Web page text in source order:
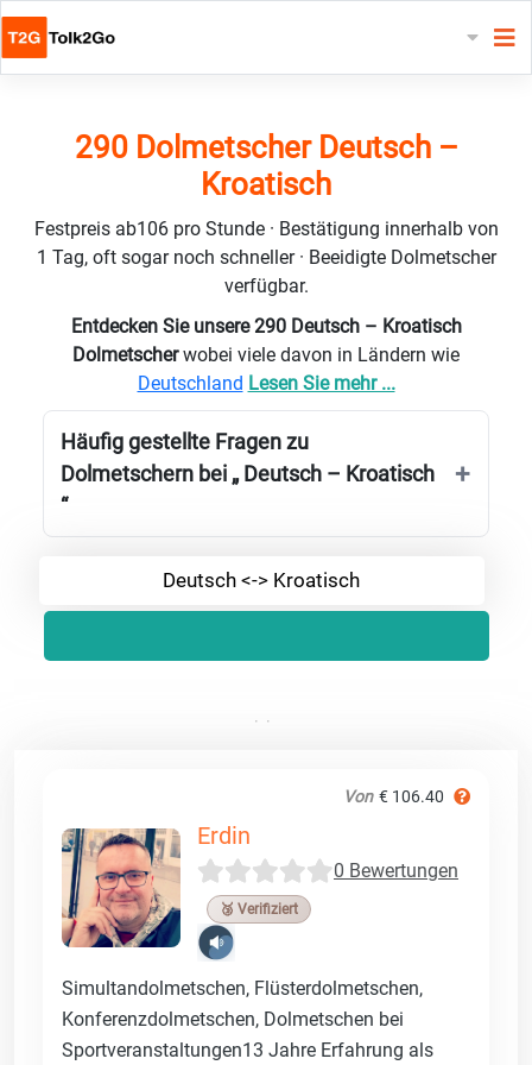
290 Dolmetscher Deutsch –
Kroatisch
Festpreis ab106 pro Stunde · Bestätigung innerhalb von
1 Tag, oft sogar noch schneller · Beeidigte Dolmetscher
verfügbar.
Entdecken Sie unsere 290 Deutsch – Kroatisch
Dolmetscherwobei viele davon in Ländern wie
Deutschland Lesen Sie mehr ...
Häufig gestellte Fragen zu
Dolmetschern bei „ Deutsch – Kroatisch
“
Deutsch <-> Kroatisch
Von € 106.40
Erdin
0 Bewertungen
🥉 Verifiziert
Simultandolmetschen, Flüsterdolmetschen,
Konferenzdolmetschen, Dolmetschen bei
Sportveranstaltungen13 Jahre Erfahrung als